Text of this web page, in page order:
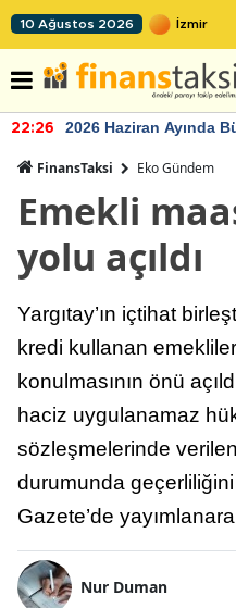
10 Ağustos 2026
22:26 2026 Haziran Ayında
FinansTaksi Eko Gündem
Emekli
yolu açıldı
Yargıtay’ın içtihat
kredi kullanan
konulmasının önü
haciz uygulanamaz
sözleşmelerinde
durumunda
Gazete’de
Nur Duman